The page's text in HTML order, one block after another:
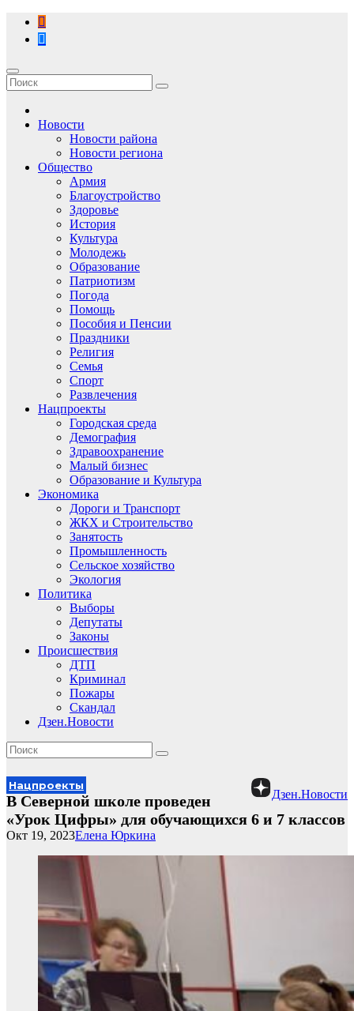
Перейти
содержимому
Новости
Новости района
Новости региона
Общество
Армия
Благоустройство
Здоровье
История
Культура
Молодежь
Образование
Патриотизм
Погода
Помощь
Пособия и Пенсии
Праздники
Религия
Семья
Спорт
Развлечения
Нацпроекты
Городская среда
Демография
Здравоохранение
Малый бизнес
Образование и Культура
Экономика
Дороги и Транспорт
ЖКХ и Строительство
Занятость
Промышленность
Сельское хозяйство
Экология
Политика
Выборы
Депутаты
Законы
Происшествия
ДТП
Криминал
Пожары
Скандал
Дзен.Новости
Дзен.Новости
Нацпроекты
В Северной школе проведен
«Урок Цифры» для обучающихся 6 и 7 классов
Елена Юркина
Окт 19, 2023